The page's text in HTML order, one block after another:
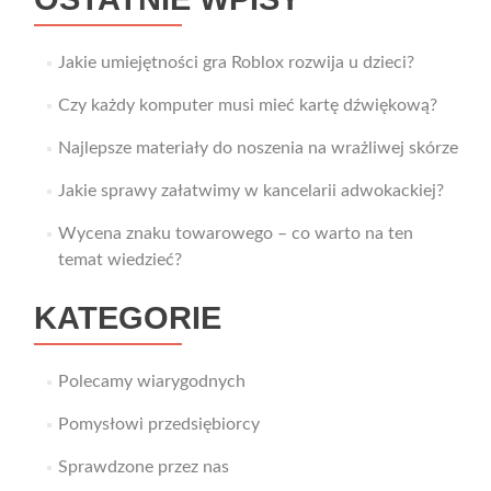
Jakie umiejętności gra Roblox rozwija u dzieci?
Czy każdy komputer musi mieć kartę dźwiękową?
Najlepsze materiały do noszenia na wrażliwej skórze
Jakie sprawy załatwimy w kancelarii adwokackiej?
Wycena znaku towarowego – co warto na ten
temat wiedzieć?
KATEGORIE
Polecamy wiarygodnych
Pomysłowi przedsiębiorcy
Sprawdzone przez nas